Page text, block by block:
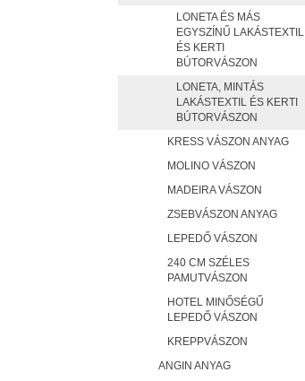
LONETA ÉS MÁS
EGYSZÍNŰ LAKÁSTEXTIL
ÉS KERTI
BÚTORVÁSZON
LONETA, MINTÁS
LAKÁSTEXTIL ÉS KERTI
BÚTORVÁSZON
KRESS VÁSZON ANYAG
MOLINO VÁSZON
MADEIRA VÁSZON
ZSEBVÁSZON ANYAG
LEPEDŐ VÁSZON
240 CM SZÉLES
PAMUTVÁSZON
HOTEL MINŐSÉGŰ
LEPEDŐ VÁSZON
KREPPVÁSZON
ANGIN ANYAG